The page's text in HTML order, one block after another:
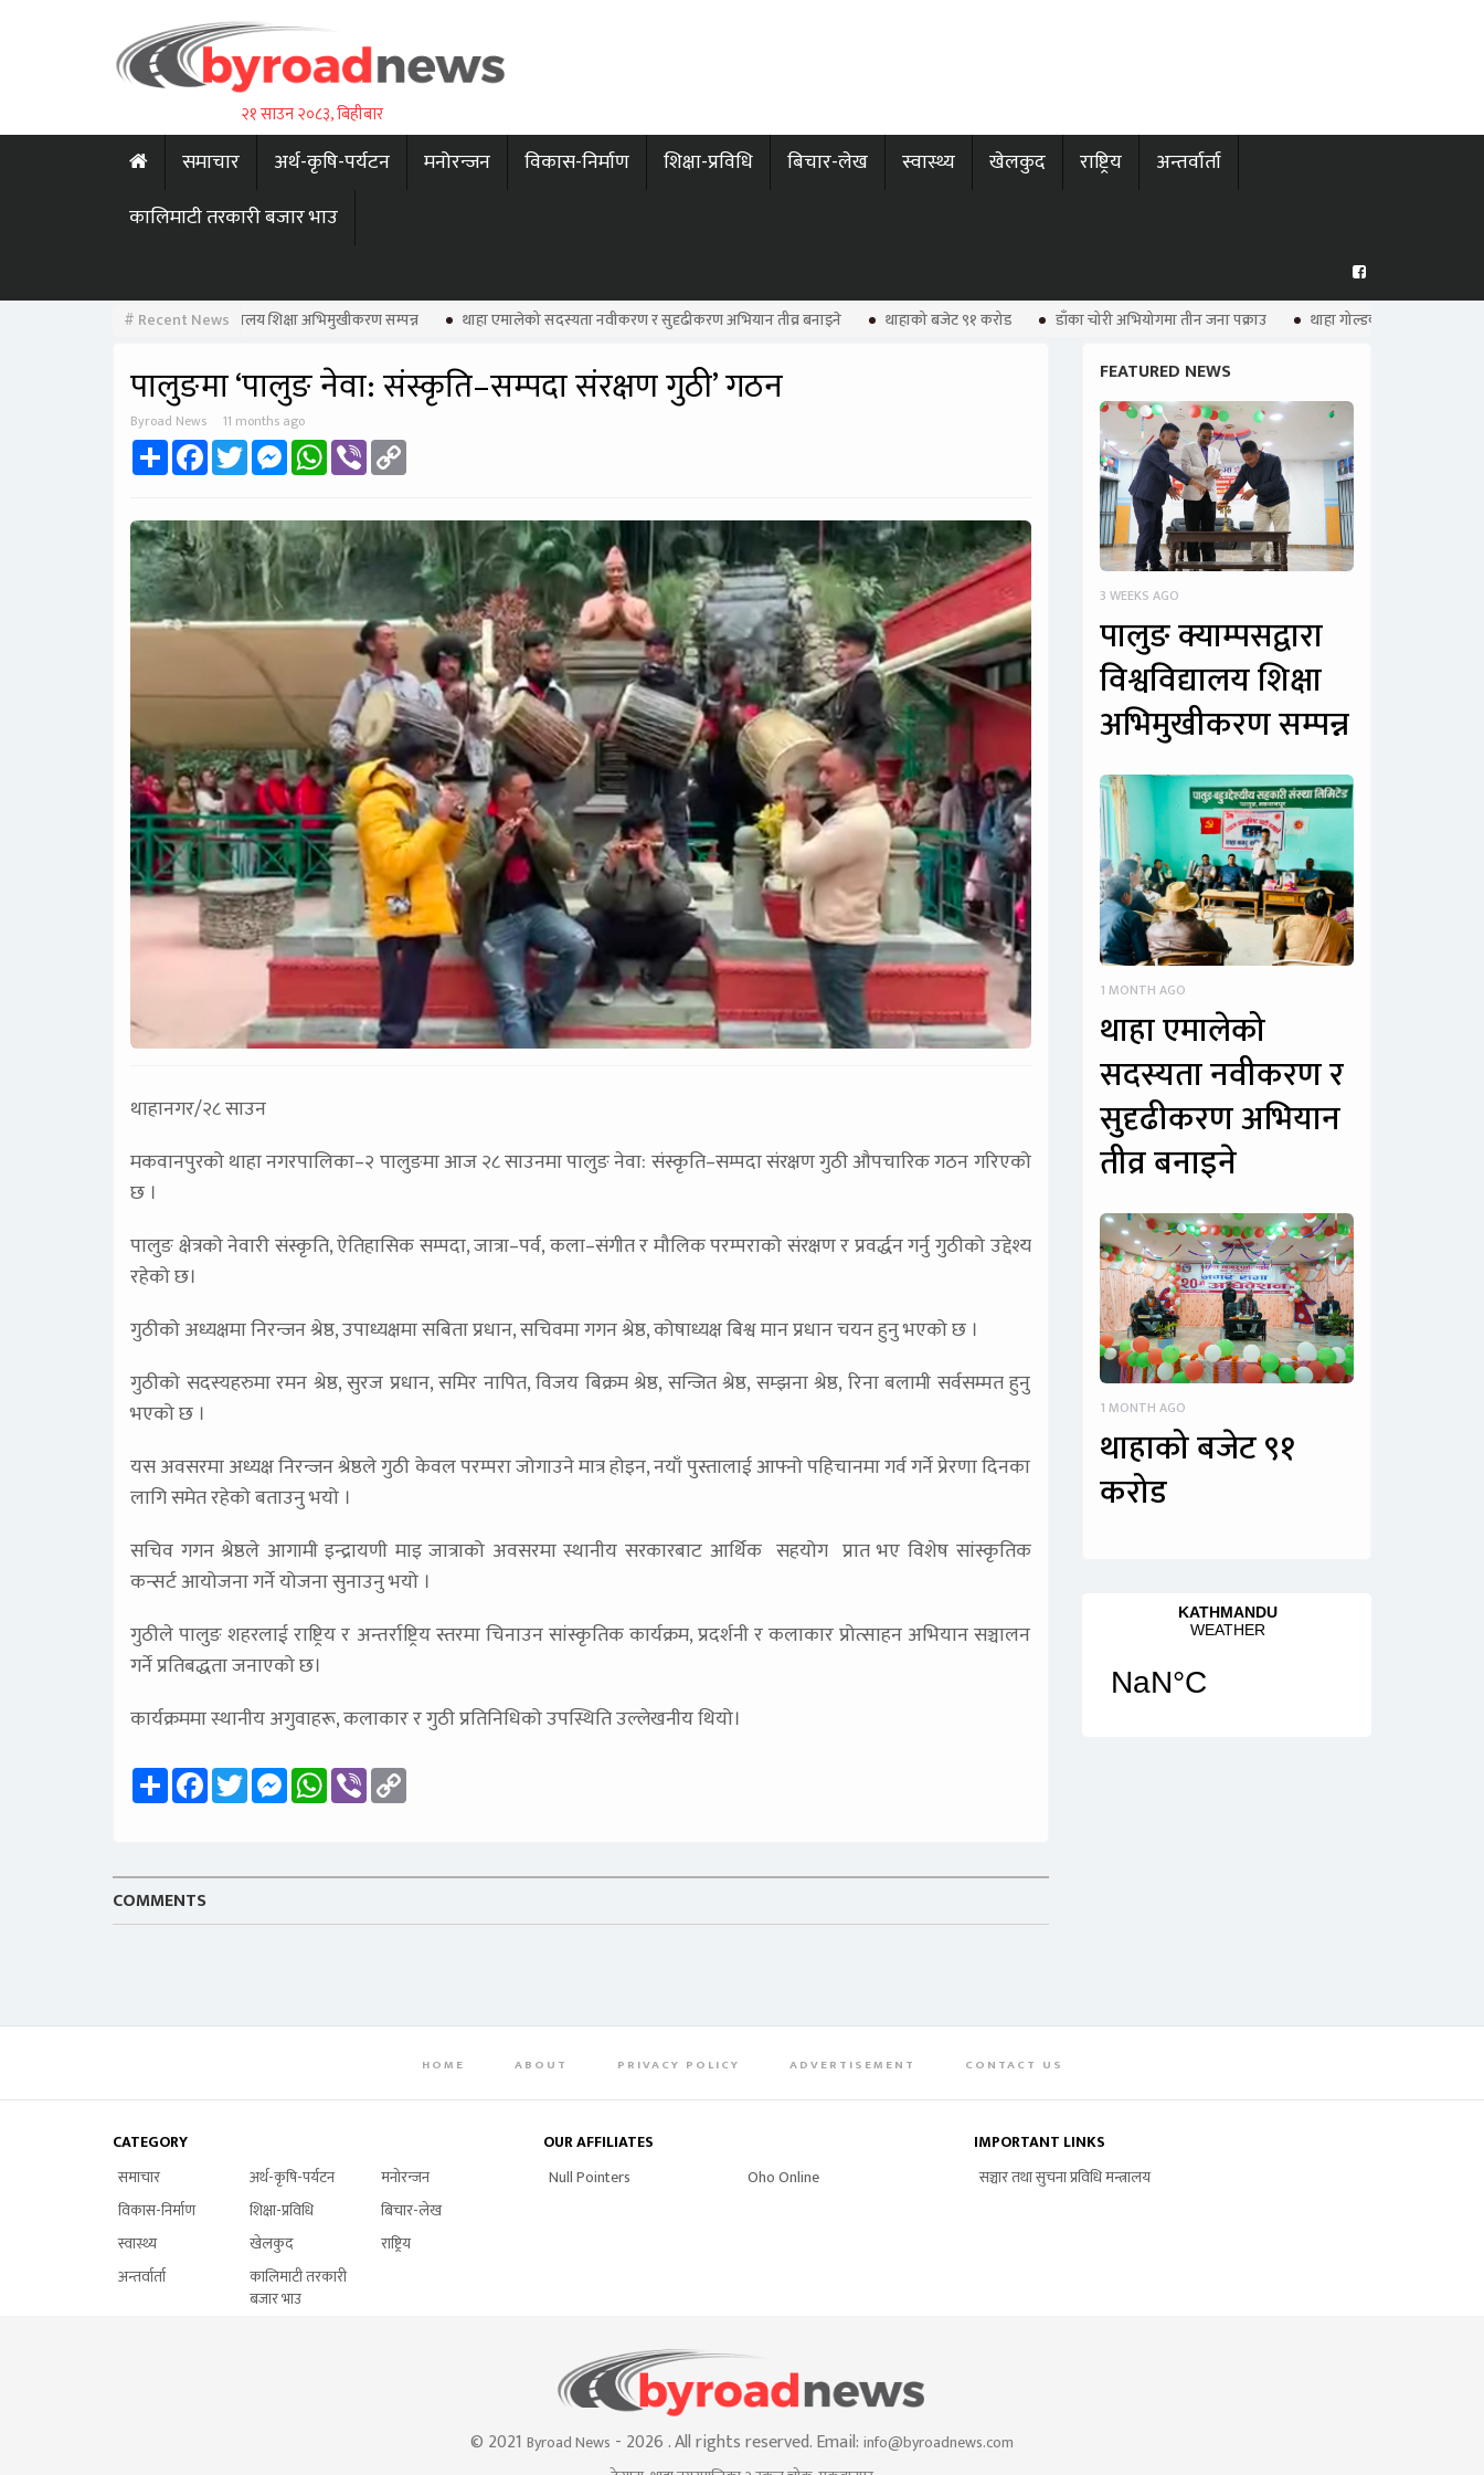
२१ साउन २०८३, बिहीबार
समाचार अर्थ-कृषि-पर्यटन मनोरन्जन विकास-निर्माण शिक्षा-प्रविधि बिचार-लेख स्वास्थ्य खेलकुद राष्ट्रिय
अन्तर्वार्ता
कालिमाटी तरकारी बजार भाउ
# Recent News
पालुङ क्याम्पसद्वारा विश्वविद्यालय शिक्षा अभिमुखीकरण सम्पन्न थाहा एमालेको सदस्यता नवीकरण र सुदृढीकरण अभियान तीव्र बनाइने थाहाको बजेट ९१ करोड डाँका चोरी अभियोगमा तीन जना पक्राउ थाहा गोल्डकप आजदेखि सुरु
पालुङमा ‘पालुङ नेवा: संस्कृति–सम्पदा संरक्षण गुठी’ गठन
Byroad News 11 months ago
Share FacebookTwitterMessengerWhatsApp
Viber
थाहानगर/२८ साउन
मकवानपुरको थाहा नगरपालिका–२ पालुङमा आज २८ साउनमा पालुङ नेवा: संस्कृति–सम्पदा संरक्षण गुठी औपचारिक गठन गरिएको
छ ।
पालुङ क्षेत्रको नेवारी संस्कृति, ऐतिहासिक सम्पदा, जात्रा–पर्व, कला–संगीत र मौलिक परम्पराको संरक्षण र प्रवर्द्धन गर्नु गुठीको उद्देश्य
रहेको छ।
गुठीको अध्यक्षमा निरन्जन श्रेष्ठ, उपाध्यक्षमा सबिता प्रधान, सचिवमा गगन श्रेष्ठ, कोषाध्यक्ष बिश्व मान प्रधान चयन हुनु भएको छ ।
गुठीको सदस्यहरुमा रमन श्रेष्ठ, सुरज प्रधान, समिर नापित, विजय बिक्रम श्रेष्ठ, सन्जित श्रेष्ठ, सम्झना श्रेष्ठ, रिना बलामी सर्वसम्मत हुनु
भएको छ ।
यस अवसरमा अध्यक्ष निरन्जन श्रेष्ठले गुठी केवल परम्परा जोगाउने मात्र होइन, नयाँ पुस्तालाई आफ्नो पहिचानमा गर्व गर्ने प्रेरणा दिनका
लागि समेत रहेको बताउनु भयो ।
सचिव गगन श्रेष्ठले आगामी इन्द्रायणी माइ जात्राको अवसरमा स्थानीय सरकारबाट आर्थिक सहयोग प्रात भए विशेष सांस्कृतिक
कन्सर्ट आयोजना गर्ने योजना सुनाउनु भयो ।
गुठीले पालुङ शहरलाई राष्ट्रिय र अन्तर्राष्ट्रिय स्तरमा चिनाउन सांस्कृतिक कार्यक्रम, प्रदर्शनी र कलाकार प्रोत्साहन अभियान सञ्चालन
गर्ने प्रतिबद्धता जनाएको छ।
कार्यक्रममा स्थानीय अगुवाहरू, कलाकार र गुठी प्रतिनिधिको उपस्थिति उल्लेखनीय थियो।
ShareFacebookTwitterMessengerWhatsApp
Viber
COMMENTS
FEATURED NEWS
3 WEEKS AGO
पालुङ क्याम्पसद्वारा
विश्वविद्यालय शिक्षा
अभिमुखीकरण सम्पन्न
1 MONTH AGO
थाहा एमालेको
सदस्यता नवीकरण र
सुदृढीकरण अभियान
तीव्र बनाइने
1 MONTH AGO
थाहाको बजेट ९१
करोड
HOME ABOUT PRIVACY POLICY ADVERTISEMENT CONTACT US
CATEGORY
समाचार
अर्थ-कृषि-पर्यटन
मनोरन्जन
विकास-निर्माण
शिक्षा-प्रविधि
बिचार-लेख
स्वास्थ्य
खेलकुद
राष्ट्रिय
अन्तर्वार्ता
कालिमाटी तरकारी
बजार भाउ
OUR AFFILIATES
Null Pointers
Oho Online
IMPORTANT LINKS
सञ्चार तथा सुचना प्रविधि मन्त्रालय
© 2021 Byroad News - 2026 . All rights reserved. Email: info@byroadnews.com